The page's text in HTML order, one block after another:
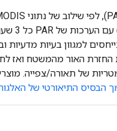
הבסיס התיאורטי של